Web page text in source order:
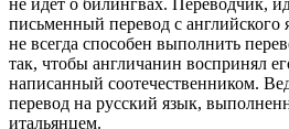
письменный перевод с английского
не всегда способен выполнить
так, чтобы англичанин воспринял
написанный соотечественником.
перевод на русский язык,
итальянцем.